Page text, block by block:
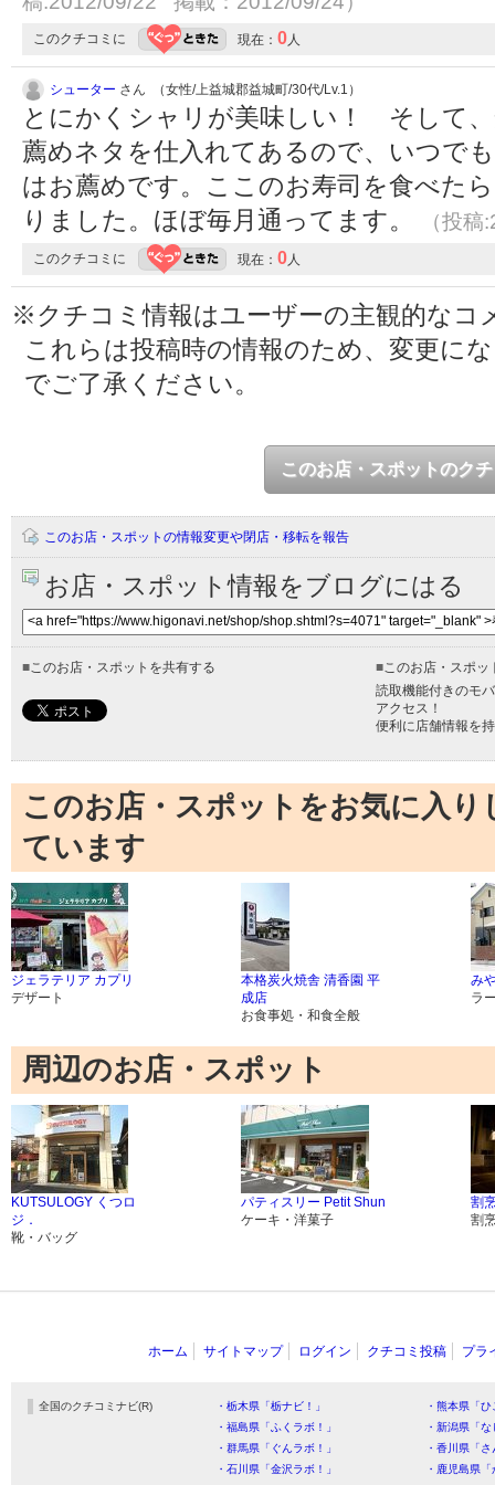
このクチコミに 現在： 0 人
シューター さん （女性/上益城郡益城町/30代/Lv.1）
とにかくシャリが美味しい！ そして
薦めネタを仕入れてあるので、いつで
はお薦めです。ここのお寿司を食べた
りました。ほぼ毎月通ってます。
（投
このクチコミに 現在： 0 人
※クチコミ情報はユーザーの主観的なコ
これらは投稿時の情報のため、変更に
でご了承ください。
このお店・スポットのク
このお店・スポットの情報変更や閉店・移転を報告
お店・スポット情報をブログにはる
■ このお店・スポットを共有する ■ このお店・スポ
読取機能付きのモ
アクセス！
便利に店舗情報を
このお店・スポットをお気に入
ています
ジェラテリア カプリ
デザート
本格炭火焼舎 清香園 平
成店
お食事処・和食全般
み
ラ
周辺のお店・スポット
KUTSULOGY くつロ
ジ．
靴・バッグ
パティスリー Petit Shun
ケーキ・洋菓子
割
割
ホーム サイトマップ ログイン クチコミ投稿 プラ
全国のクチコミナビ(R) ・栃木県「栃ナビ！」
・熊本県「
・福島県「ふくラボ！」
・新潟県「
・群馬県「ぐんラボ！」
・香川県「
・石川県「金沢ラボ！」
・鹿児島県